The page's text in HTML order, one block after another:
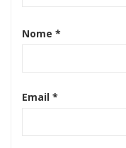
Nome *
Email *